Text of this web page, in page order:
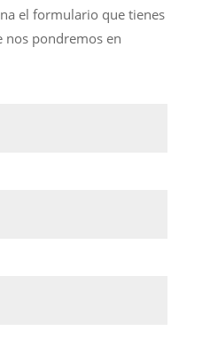
el formulario que tienes
nos pondremos en